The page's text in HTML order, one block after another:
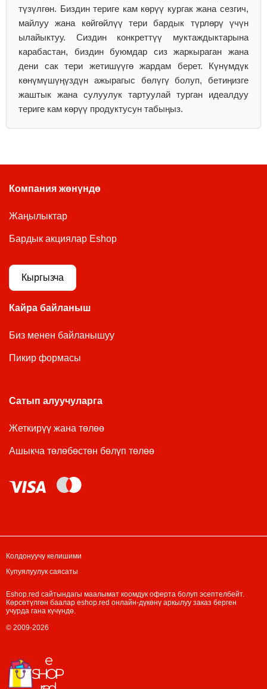
түзүлгөн. Биздин териге кам көрүү кургак жана сезгич,
майлуу жана көйгөйлүү тери бардык түрлөрү үчүн
ылайыктуу. Сиздин конкреттүү муктаждыктарына
карабастан, биздин буюмдар сиз жаркыраган жана
дени сак тери жетишүүгө жардам берет. Күнүмдүк
көнүмүшүңүздүн ажырагыс бөлүгү болуп, бетиңизге
жаштык жана сулуулук тартуулай турган идеалдуу
териге кам көрүү продуктусун табыңыз.
Компания жөнүндө
Жаңылыктар
Бардык акциялар Eshop
Кыргызча
Кайра байланыш
Биз менен байланышуу
Пикир формасы
Сатып алуучуларга
Жеткирүү жана төлөө
Ашыкча төлөбөстөн бөлүп төлөө
Колдонуучу келишими
Купуялуулук саясаты
Eshop.red сайтындагы маалымат коомдук оферта болуп эсептелбейт.
Көрсөтүлгөн баалар eshop.red онлайн-дүкөнү аркылуу заказ берген
учурда гана күчүндө.
© 2009-2026